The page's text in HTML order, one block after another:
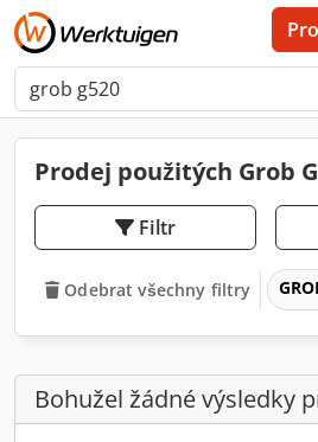
Prodej použitých Grob
Filtr
Odebrat všechny filtry
Bohužel žádné výsledky